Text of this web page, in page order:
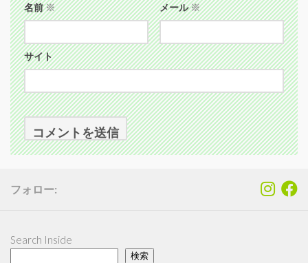
名前※ メール※
サイト
フォロー:
Search Inside
検索